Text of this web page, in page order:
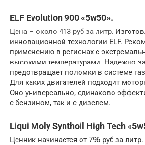
ELF Evolution 900 «5w50».
Цена – около 413 руб за литр.
инновационной технологии ELF.
применению в регионах с
высокими температурами. Надежно
предотвращает поломки в системе
Для каких двигателей подходит
Оно универсально, одинаково
с бензином, так и с дизелем.
Liqui Moly Synthoil High Tech
Ценник начинается от 796 руб за